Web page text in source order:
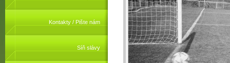
Kontakty / Pište nám
Síň slávy